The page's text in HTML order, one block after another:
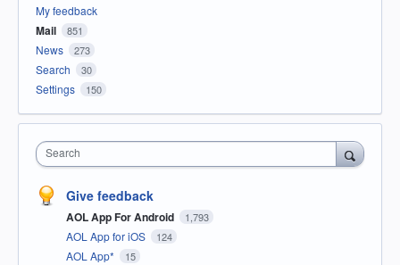
My feedback
Mail 851
News 273
Search 30
Settings 150
Search
Give feedback
AOL App For Android 1,793
AOL App for iOS 124
AOL App* 15